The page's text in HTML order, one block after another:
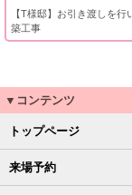
【T様邸】お引き渡しを行
築工事
▼コンテンツ
トップページ
来場予約